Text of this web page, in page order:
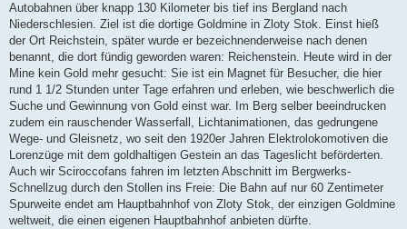
Autobahnen über knapp 130 Kilometer bis tief ins Bergland nach
Niederschlesien. Ziel ist die dortige Goldmine in Zloty Stok. Einst hieß
der Ort Reichstein, später wurde er bezeichnenderweise nach denen
benannt, die dort fündig geworden waren: Reichenstein. Heute wird in der
Mine kein Gold mehr gesucht: Sie ist ein Magnet für Besucher, die hier
rund 1 1/2 Stunden unter Tage erfahren und erleben, wie beschwerlich die
Suche und Gewinnung von Gold einst war. Im Berg selber beeindrucken
zudem ein rauschender Wasserfall, Lichtanimationen, das gedrungene
Wege- und Gleisnetz, wo seit den 1920er Jahren Elektrolokomotiven die
Lorenzüge mit dem goldhaltigen Gestein an das Tageslicht beförderten.
Auch wir Sciroccofans fahren im letzten Abschnitt im Bergwerks-
Schnellzug durch den Stollen ins Freie: Die Bahn auf nur 60 Zentimeter
Spurweite endet am Hauptbahnhof von Zloty Stok, der einzigen Goldmine
weltweit, die einen eigenen Hauptbahnhof anbieten dürfte.